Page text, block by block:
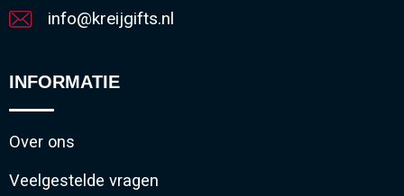
info@kreijgifts.nl
INFORMATIE
Over ons
Veelgestelde vragen